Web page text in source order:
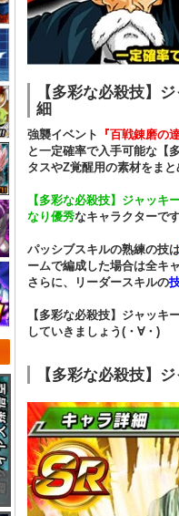
【多彩な必殺技】
細
強襲イベント 『百戦錬磨の
と一定確率で入手可能な【
タスやZ覚醒用の素材をまと
【多彩な必殺技】ジャッキ
なり優秀なキャラクターです
パッシブスキルの熟練の技
ームで編成した場合は全キ
さらに、リーダースキルの
【多彩な必殺技】ジャッキ
していきましょう(・∀・)
【多彩な必殺技】